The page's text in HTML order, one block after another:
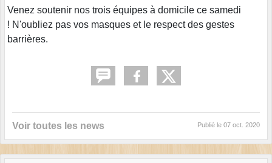
Venez soutenir nos trois équipes à domicile ce samedi
! N'oubliez pas vos masques et le respect des gestes
barrières.
Voir toutes les news Publié le 07 oct. 2020